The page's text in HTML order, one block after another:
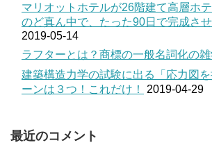
マリオットホテルが26階建て高層ホ
のど真ん中で、たった90日で完成さ
2019-05-14
ラフターとは？商標の一般名詞化の雑
建築構造力学の試験に出る「応力図
ーンは３つ！これだけ！
2019-04-29
最近のコメント